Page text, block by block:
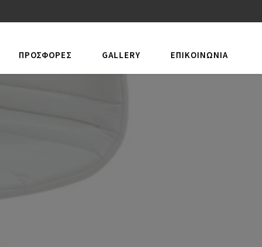
ΠΡΟΣΦΟΡΕΣ GALLERY ΕΠΙΚΟΙΝΩΝΊΑ